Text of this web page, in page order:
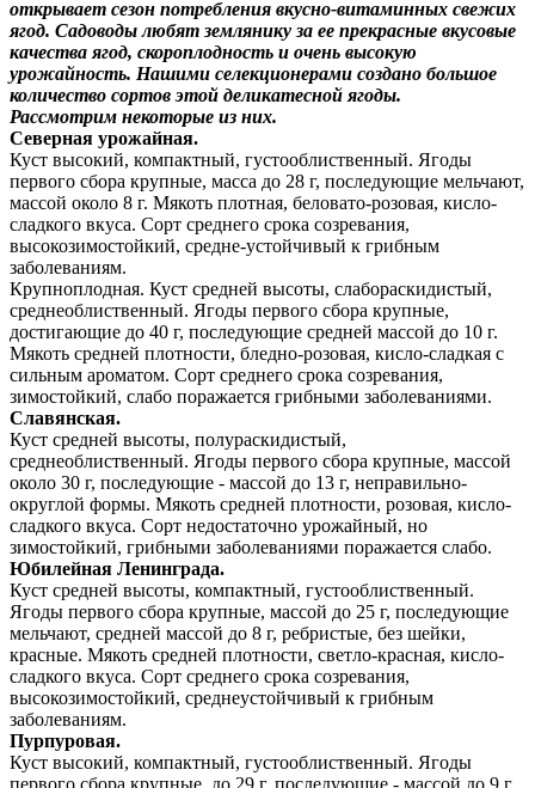
открывает сезон потребления вкусно-витаминных свежих
ягод. Садоводы любят землянику за ее прекрасные вкусовые
качества ягод, скороплодность и очень высокую
урожайность. Нашими селекционерами создано большое
количество сортов этой деликатесной ягоды.
Рассмотрим некоторые из них.
Северная урожайная.
Куст высокий, компактный, густооблиственный. Ягоды
первого сбора крупные, масса до 28 г, последующие мельчают,
массой около 8 г. Мякоть плотная, беловато-розовая, кисло-
сладкого вкуса. Сорт среднего срока созревания,
высокозимостойкий, средне-устойчивый к грибным
заболеваниям.
Крупноплодная. Куст средней высоты, слабораскидистый,
среднеоблиственный. Ягоды первого сбора крупные,
достигающие до 40 г, последующие средней массой до 10 г.
Мякоть средней плотности, бледно-розовая, кисло-сладкая с
сильным ароматом. Сорт среднего срока созревания,
зимостойкий, слабо поражается грибными заболеваниями.
Славянская.
Куст средней высоты, полураскидистый,
среднеоблиственный. Ягоды первого сбора крупные, массой
около 30 г, последующие - массой до 13 г, неправильно-
округлой формы. Мякоть средней плотности, розовая, кисло-
сладкого вкуса. Сорт недостаточно урожайный, но
зимостойкий, грибными заболеваниями поражается слабо.
Юбилейная Ленинграда.
Куст средней высоты, компактный, густооблиственный.
Ягоды первого сбора крупные, массой до 25 г, последующие
мельчают, средней массой до 8 г, ребристые, без шейки,
красные. Мякоть средней плотности, светло-красная, кисло-
сладкого вкуса. Сорт среднего срока созревания,
высокозимостойкий, среднеустойчивый к грибным
заболеваниям.
Пурпуровая.
Куст высокий, компактный, густооблиственный. Ягоды